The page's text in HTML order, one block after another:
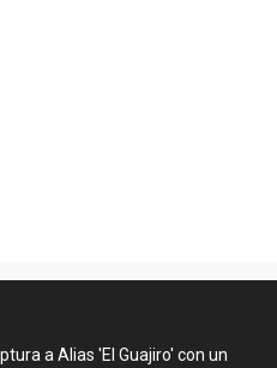
a Alias 'El Guajiro' con un